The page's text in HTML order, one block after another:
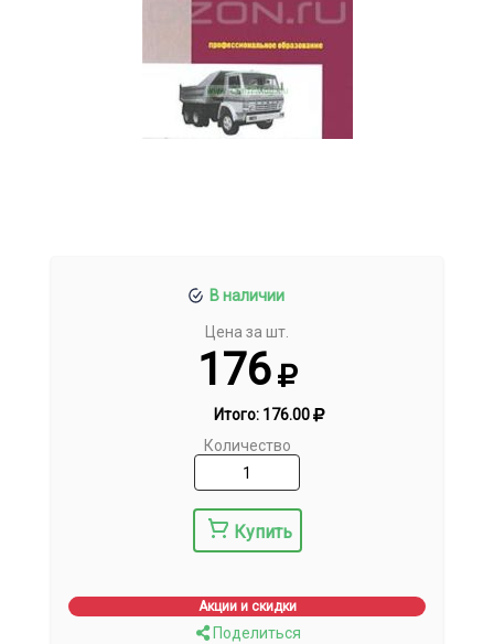
В наличии
Цена за шт.
176
Итого: 176.00
Количество
Купить
Акции и скидки
Поделиться